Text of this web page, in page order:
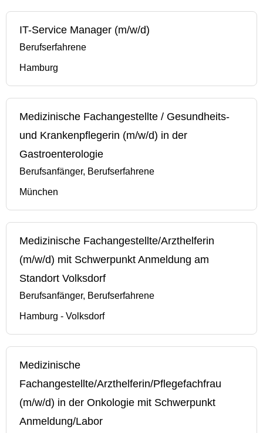
IT-Service Manager (m/w/d)
Berufserfahrene
Hamburg
Medizinische Fachangestellte / Gesundheits-
und Krankenpflegerin (m/w/d) in der
Gastroenterologie
Berufsanfänger, Berufserfahrene
München
Medizinische Fachangestellte/Arzthelferin
(m/w/d) mit Schwerpunkt Anmeldung am
Standort Volksdorf
Berufsanfänger, Berufserfahrene
Hamburg - Volksdorf
Medizinische
Fachangestellte/Arzthelferin/Pflegefachfrau
(m/w/d) in der Onkologie mit Schwerpunkt
Anmeldung/Labor